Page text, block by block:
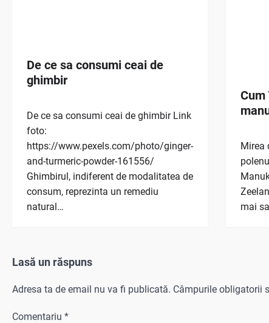
De ce sa consumi ceai de
ghimbir
De ce sa consumi ceai de ghimbir Link
foto:
https://www.pexels.com/photo/ginger-
and-turmeric-powder-161556/
Ghimbirul, indiferent de modalitatea de
consum, reprezinta un remediu
natural…
Mirea
mai
Lasă un răspuns
Adresa ta de email nu va fi publicată. Câmpurile obligatorii
Comentariu *